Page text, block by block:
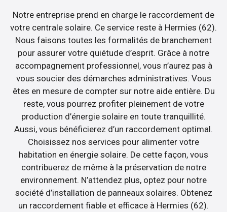
Notre entreprise prend en charge le raccordement de
votre centrale solaire. Ce service reste à Hermies (62).
Nous faisons toutes les formalités de branchement
pour assurer votre quiétude d’esprit. Grâce à notre
accompagnement professionnel, vous n’aurez pas à
vous soucier des démarches administratives. Vous
êtes en mesure de compter sur notre aide entière. Du
reste, vous pourrez profiter pleinement de votre
production d’énergie solaire en toute tranquillité.
Aussi, vous bénéficierez d’un raccordement optimal.
Choisissez nos services pour alimenter votre
habitation en énergie solaire. De cette façon, vous
contribuerez de même à la préservation de notre
environnement. N’attendez plus, optez pour notre
société d’installation de panneaux solaires. Obtenez
un raccordement fiable et efficace à Hermies (62).